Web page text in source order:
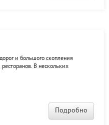
и большого скопления
В нескольких
мы всегда рады принять Вас,
Подробно